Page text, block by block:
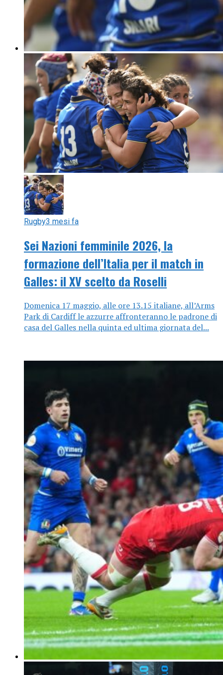
Rugby3 mesi fa
Sei Nazioni femminile 2026, la
formazione dell’Italia per il match in
Galles: il XV scelto da Roselli
Domenica 17 maggio, alle ore 13.15 italiane, all’Arms
Park di Cardiff le azzurre affronteranno le padrone di
casa del Galles nella quinta ed ultima giornata del...